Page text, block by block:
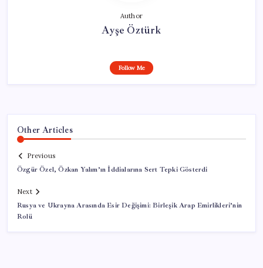
Author
Ayşe Öztürk
Follow Me
Other Articles
Previous
Özgür Özel, Özkan Yalım’ın İddialarına Sert Tepki Gösterdi
Next
Rusya ve Ukrayna Arasında Esir Değişimi: Birleşik Arap Emirlikleri’nin
Rolü